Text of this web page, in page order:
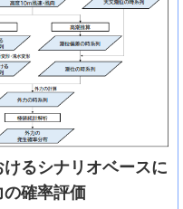
るシナリオベースに
の確率評価